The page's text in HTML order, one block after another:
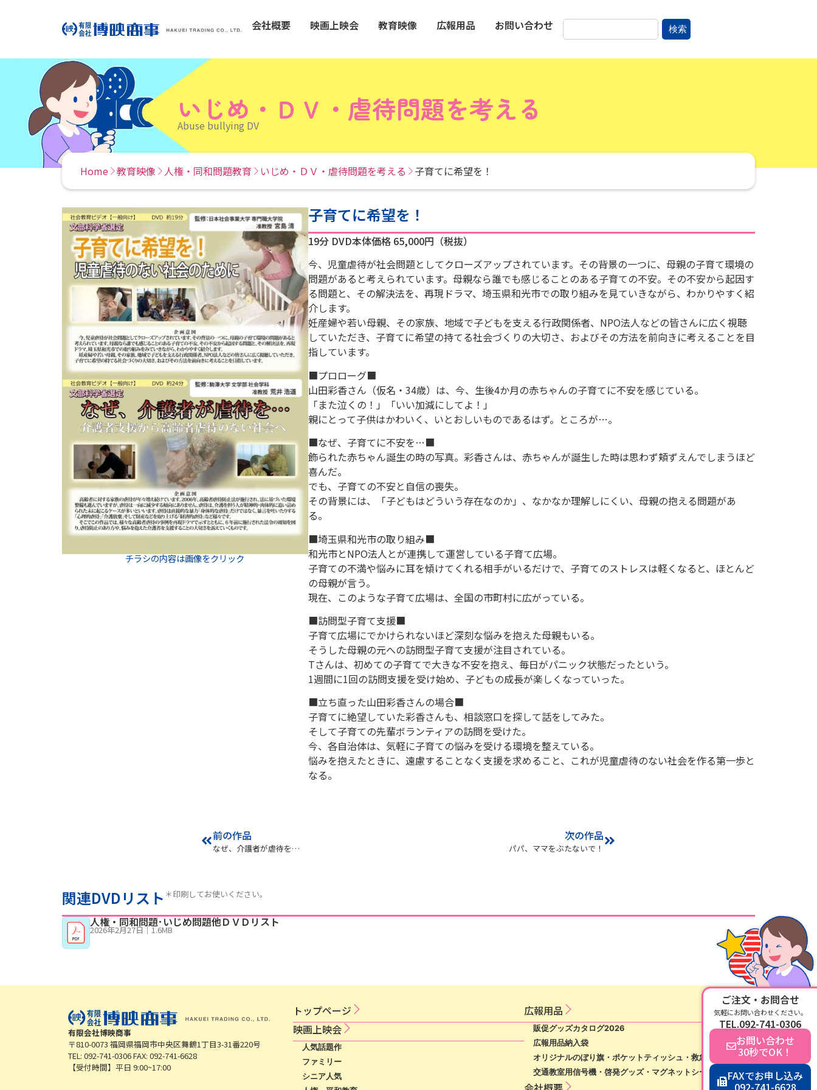
会社概要 映画上映会 教育映像 広報用品 お問い合わせ 検索
いじめ・ＤＶ・虐待問題を考える
Abuse bullying DV
Home 教育映像 人権・同和問題教育 いじめ・ＤＶ・虐待問題を考える 子育てに希望を！
チラシの内容は画像をクリック
子育てに希望を！
19分DVD本体価格 65,000円（税抜）
今、児童虐待が社会問題としてクローズアップされています。その背景の一つに、母親の子育て環境の
問題があると考えられています。母親なら誰でも感じることのある子育ての不安。その不安から起因す
る問題と、その解決法を、再現ドラマ、埼玉県和光市での取り組みを見ていきながら、わかりやすく紹
介します。
妊産婦や若い母親、その家族、地域で子どもを支える行政関係者、NPO法人などの皆さんに広く視聴
していただき、子育てに希望の持てる社会づくりの大切さ、およびその方法を前向きに考えることを目
指しています。
■プロローグ■
山田彩香さん（仮名・34歳）は、今、生後4か月の赤ちゃんの子育てに不安を感じている。
「また泣くの！」「いい加減にしてよ！」
親にとって子供はかわいく、いとおしいものであるはず。ところが…。
■なぜ、子育てに不安を…■
飾られた赤ちゃん誕生の時の写真。彩香さんは、赤ちゃんが誕生した時は思わず頬ずえんでしまうほど
喜んだ。
でも、子育ての不安と自信の喪失。
その背景には、「子どもはどういう存在なのか」、なかなか理解しにくい、母親の抱える問題があ
る。
■埼玉県和光市の取り組み■
和光市とNPO法人とが連携して運営している子育て広場。
子育ての不満や悩みに耳を傾けてくれる相手がいるだけで、子育てのストレスは軽くなると、ほとんど
の母親が言う。
現在、このような子育て広場は、全国の市町村に広がっている。
■訪問型子育て支援■
子育て広場にでかけられないほど深刻な悩みを抱えた母親もいる。
そうした母親の元への訪問型子育て支援が注目されている。
Tさんは、初めての子育てで大きな不安を抱え、毎日がパニック状態だったという。
1週間に1回の訪問支援を受け始め、子どもの成長が楽しくなっていった。
■立ち直った山田彩香さんの場合■
子育てに絶望していた彩香さんも、相談窓口を探して話をしてみた。
そして子育ての先輩ボランティアの訪問を受けた。
今、各自治体は、気軽に子育ての悩みを受ける環境を整えている。
悩みを抱えたときに、遠慮することなく支援を求めること、これが児童虐待のない社会を作る第一歩と
なる。
前の作品
なぜ、介護者が虐待を…
次の作品
パパ、ママをぶたないで！
関連DVDリスト ＊印刷してお使いください。
人権・同和問題･いじめ問題他ＤＶＤリスト
2026年2月27日｜1.6MB
有限会社博映商事
〒810-0073 福岡県福岡市中央区舞鶴1丁目3-31番220号
TEL: 092-741-0306 FAX: 092-741-6628
【受付時間】平日 9:00~17:00
トップページ
映​画​上​映​会​​
人気話題作
ファミリー
シニア人気
広​報​用​品​
販促グッズカタログ2026
広報用品納入袋
オリジナルのぼり旗・ポケットティッシュ・救急絆創膏等
交通教室用信号機・啓発グッズ・マグネットシート等
ご注文・お問合せ
気軽にお問い合わせください。
TEL.092-741-0306
お問い合わせ
30秒でOK！
FAXでお申し込み
092-741-6628